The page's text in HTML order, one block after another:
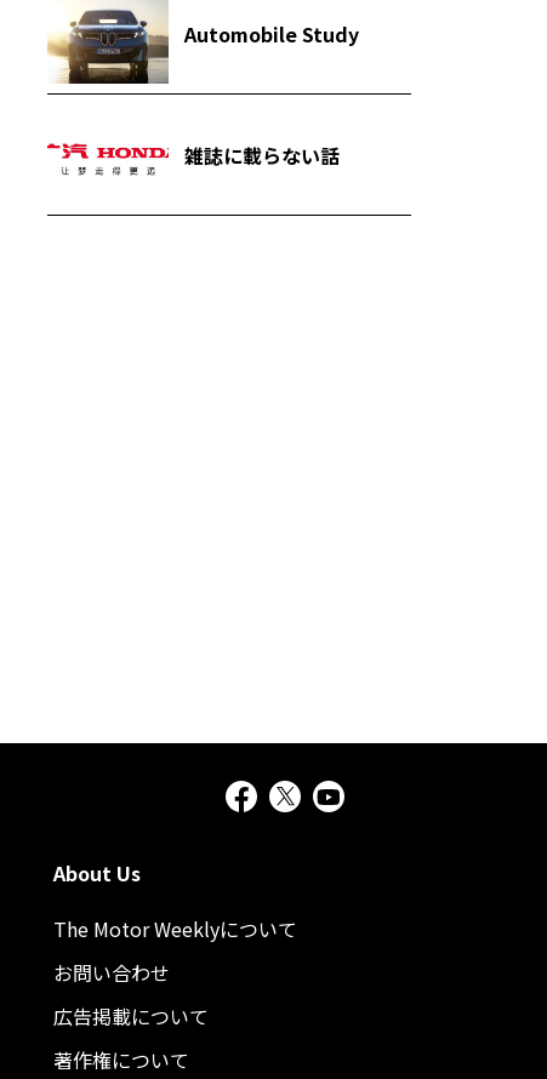
Automobile Study
雑誌に載らない話
About Us
The Motor Weeklyについて
お問い合わせ
広告掲載について
著作権について